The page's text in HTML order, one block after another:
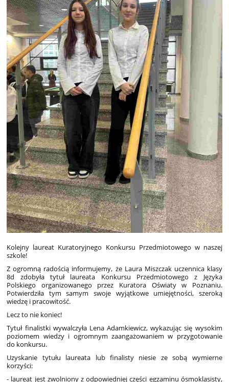
Kolejny laureat Kuratoryjnego Konkursu Przedmiotowego w naszej
szkole!
Z ogromną radością informujemy, że Laura Miszczak uczennica klasy
8d zdobyła tytuł laureata Konkursu Przedmiotowego z Języka
Polskiego organizowanego przez Kuratora Oświaty w Poznaniu.
Potwierdziła tym samym swoje wyjątkowe umiejętności, szeroką
wiedzę i pracowitość.
Lecz to nie koniec!
Tytuł finalistki wywalczyła Lena Adamkiewicz, wykazując się wysokim
poziomem wiedzy i ogromnym zaangażowaniem w przygotowanie
do konkursu.
Uzyskanie tytułu laureata lub finalisty niesie ze sobą wymierne
korzyści:
- laureat jest zwolniony z odpowiedniej części egzaminu ósmoklasisty,